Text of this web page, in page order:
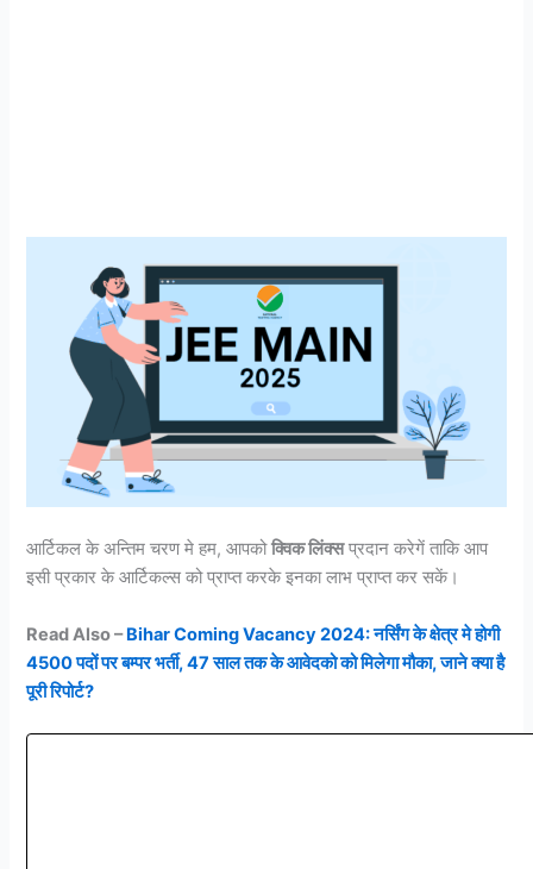
आर्टिकल के अन्तिम चरण मे हम, आपकोक्विक लिंक्सप्रदान करेगें ताकि आप
इसी प्रकार के आर्टिकल्स को प्राप्त करके इनका लाभ प्राप्त कर सकें।
Read Also –Bihar Coming Vacancy 2024: नर्सिंग के क्षेत्र मे होगी
4500 पदों पर बम्पर भर्ती, 47 साल तक के आवेदको को मिलेगा मौका, जाने क्या है
पूरी रिपोर्ट?